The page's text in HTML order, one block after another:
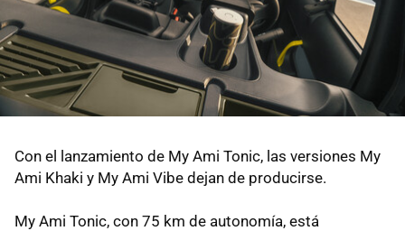
Con el lanzamiento de My Ami Tonic, las versiones My
Ami Khaki y My Ami Vibe dejan de producirse.
My Ami Tonic, con 75 km de autonomía, está